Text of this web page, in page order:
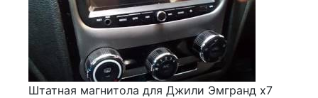
Штатная магнитола для Джили Эмгранд х7